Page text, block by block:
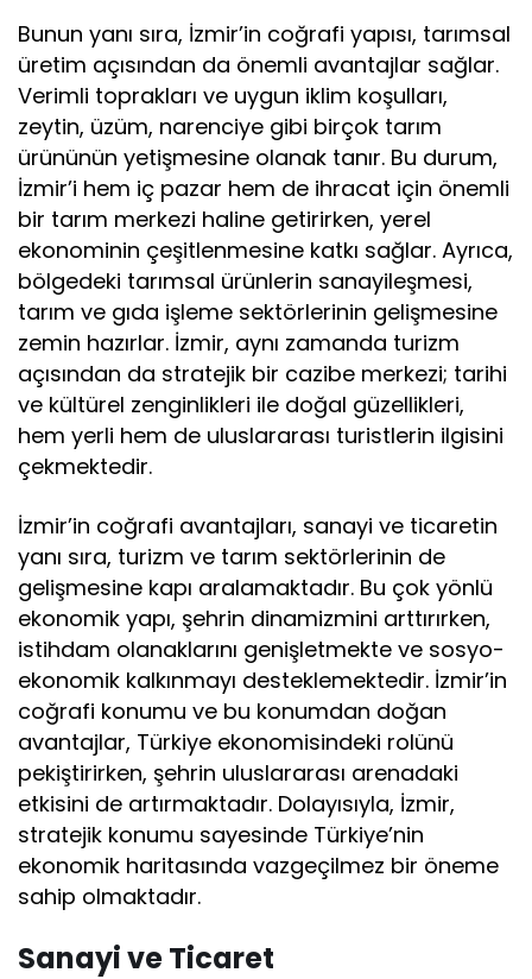
Bunun yanı sıra, İzmir’in coğrafi yapısı, tarımsal
üretim açısından da önemli avantajlar sağlar.
Verimli toprakları ve uygun iklim koşulları,
zeytin, üzüm, narenciye gibi birçok tarım
ürününün yetişmesine olanak tanır. Bu durum,
İzmir’i hem iç pazar hem de ihracat için önemli
bir tarım merkezi haline getirirken, yerel
ekonominin çeşitlenmesine katkı sağlar. Ayrıca,
bölgedeki tarımsal ürünlerin sanayileşmesi,
tarım ve gıda işleme sektörlerinin gelişmesine
zemin hazırlar. İzmir, aynı zamanda turizm
açısından da stratejik bir cazibe merkezi; tarihi
ve kültürel zenginlikleri ile doğal güzellikleri,
hem yerli hem de uluslararası turistlerin ilgisini
çekmektedir.
İzmir’in coğrafi avantajları, sanayi ve ticaretin
yanı sıra, turizm ve tarım sektörlerinin de
gelişmesine kapı aralamaktadır. Bu çok yönlü
ekonomik yapı, şehrin dinamizmini arttırırken,
istihdam olanaklarını genişletmekte ve sosyo-
ekonomik kalkınmayı desteklemektedir. İzmir’in
coğrafi konumu ve bu konumdan doğan
avantajlar, Türkiye ekonomisindeki rolünü
pekiştirirken, şehrin uluslararası arenadaki
etkisini de artırmaktadır. Dolayısıyla, İzmir,
stratejik konumu sayesinde Türkiye’nin
ekonomik haritasında vazgeçilmez bir öneme
sahip olmaktadır.
Sanayi ve Ticaret